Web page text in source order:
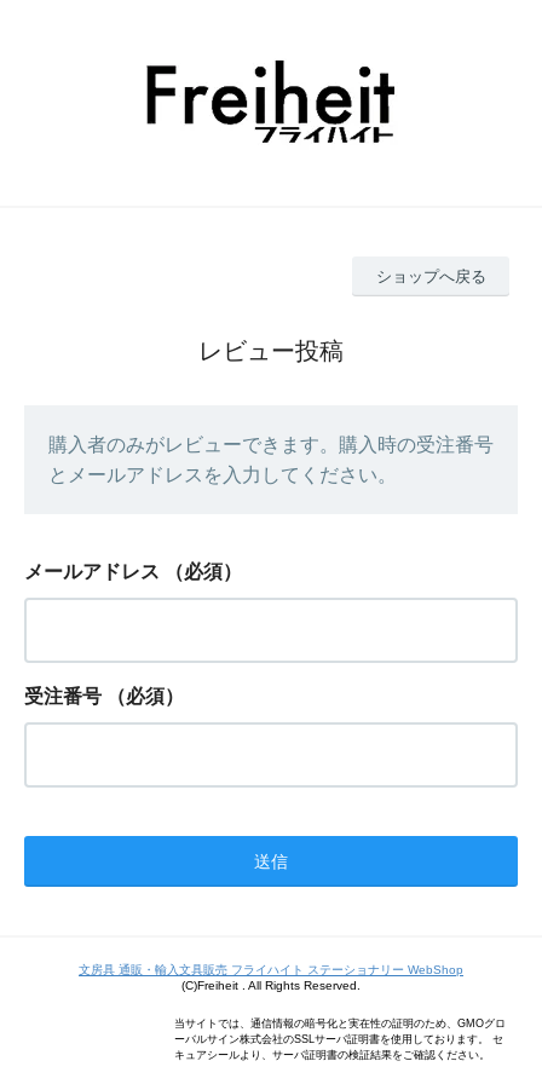
ショップへ戻る
レビュー投稿
購入者のみがレビューできます。購入時の受注番号
とメールアドレスを入力してください。
メールアドレス （必須）
受注番号 （必須）
文房具 通販・輸入文具販売 フライハイト ステーショナリー WebShop
(C)Freiheit . All Rights Reserved.
当サイトでは、通信情報の暗号化と実在性の証明のため、GMOグロ
ーバルサイン株式会社のSSLサーバ証明書を使用しております。 セ
キュアシールより、サーバ証明書の検証結果をご確認ください。